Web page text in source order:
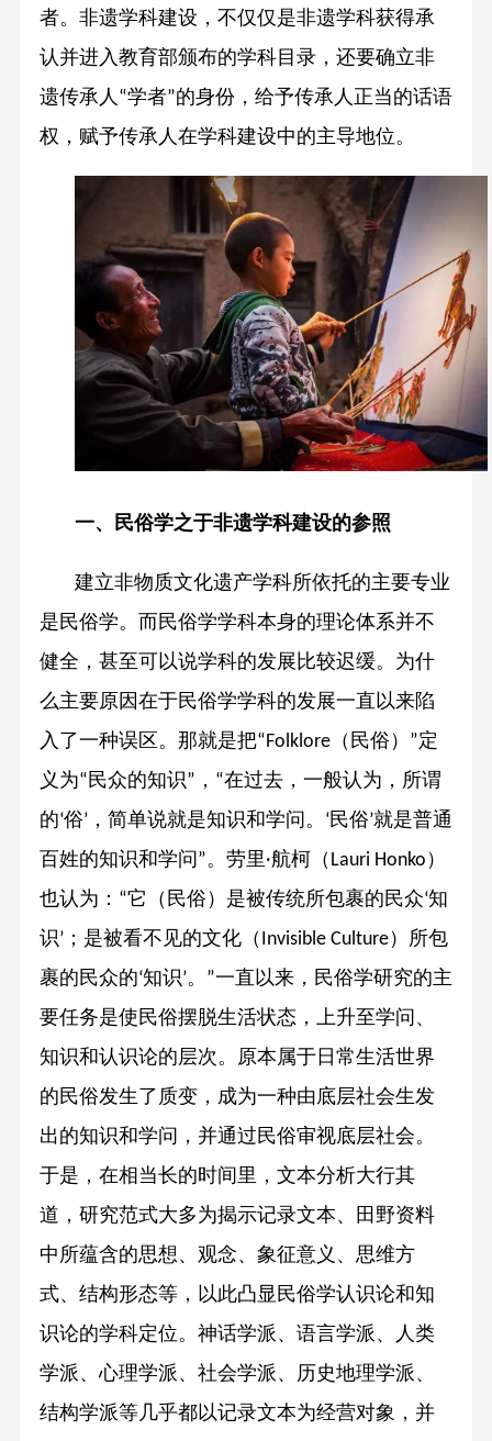
者。非遗学科建设，不仅仅是非遗学科获得承
认并进入教育部颁布的学科目录，还要确立非
遗传承人 “学者”的身份，给予传承人正当的话语
权，赋予传承人在学科建设中的主导地位。
一、民俗学之于非遗学科建设的参照
建立非物质文化遗产学科所依托的主要专业
是民俗学。而民俗学学科本身的理论体系并不
健全，甚至可以说学科的发展比较迟缓。为什
么主要原因在于民俗学学科的发展一直以来陷
入了一种误区。那就是把“Folklore（民俗） ”定
义为“民众的知识” ， “在过去，一般认为，所谓
的‘俗’，简单说就是知识和学问。 ‘民俗’就是普通
百姓的知识和学问”。劳里·航柯（ Lauri Honko ）
也认为： “它（民俗）是被传统所包裹的民众‘知
识’；是被看不见的文化（ Invisible Culture）所包
裹的民众的‘知识’。 ”一直以来，民俗学研究的主
要任务是使民俗摆脱生活状态，上升至学问、
知识和认识论的层次。原本属于日常生活世界
的民俗发生了质变，成为一种由底层社会生发
出的知识和学问，并通过民俗审视底层社会。
于是，在相当长的时间里，文本分析大行其
道，研究范式大多为揭示记录文本、田野资料
中所蕴含的思想、观念、象征意义、思维方
式、结构形态等，以此凸显民俗学认识论和知
识论的学科定位。神话学派、语言学派、人类
学派、心理学派、社会学派、历史地理学派、
结构学派等几乎都以记录文本为经营对象，并